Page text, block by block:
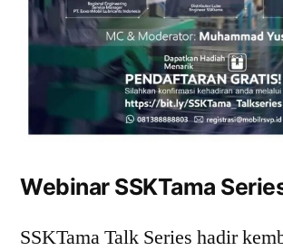
Webinar SSKTama
SSKTama Talk Series hadir